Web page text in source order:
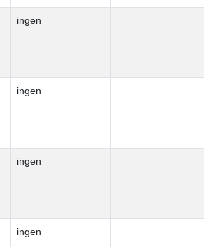
ingen
ingen
ingen
ingen